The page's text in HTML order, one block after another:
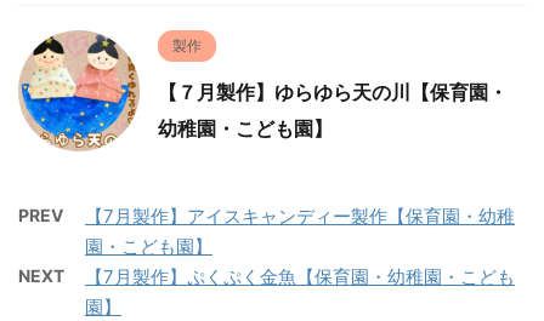
製作
【７月製作】ゆらゆら天の川【保育園・
幼稚園・こども園】
PREV
【7月製作】アイスキャンディー製作【保育園・幼稚
園・こども園】
NEXT
【7月製作】ぷくぷく金魚【保育園・幼稚園・こども
園】